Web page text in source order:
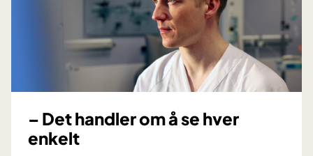
– Det handler om å se hver
enkelt